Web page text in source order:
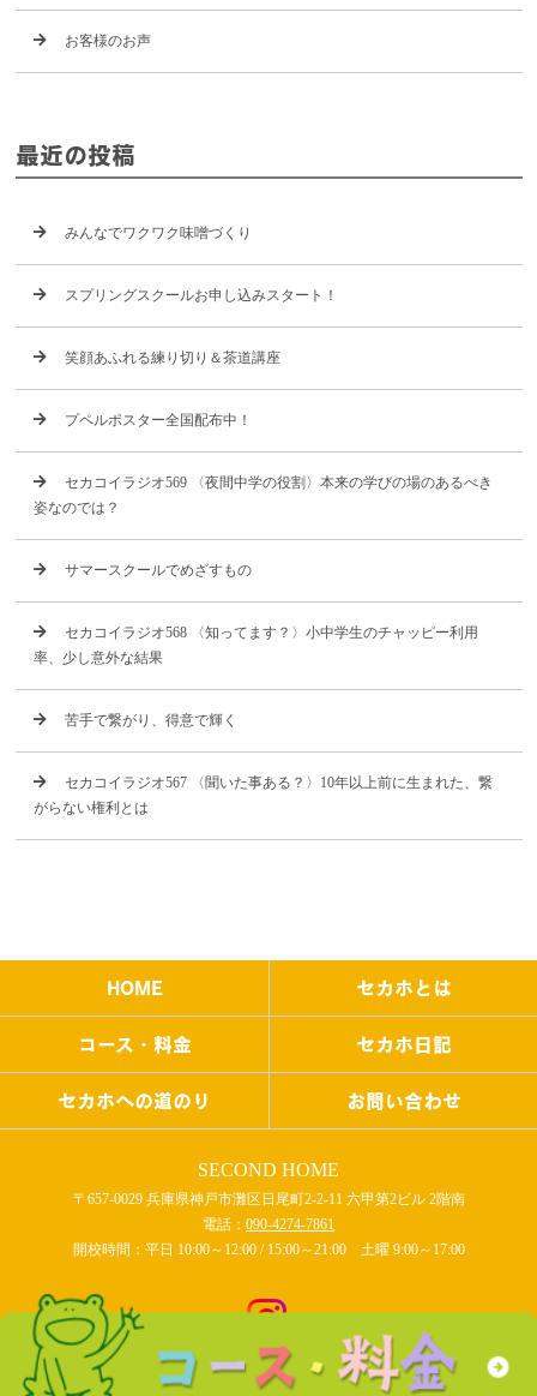
お客様のお声
最近の投稿
みんなでワクワク味噌づくり
スプリングスクールお申し込みスタート！
笑顔あふれる練り切り＆茶道講座
プペルポスター全国配布中！
セカコイラジオ569 〈夜間中学の役割〉本来の学びの場のあるべき
姿なのでは？
サマースクールでめざすもの
セカコイラジオ568 〈知ってます？〉小中学生のチャッピー利用
率、少し意外な結果
苦手で繋がり、得意で輝く
セカコイラジオ567 〈聞いた事ある？〉10年以上前に生まれた、繋
がらない権利とは
HOME セカホとは
コース・料金 セカホ日記
セカホへの道のり お問い合わせ
SECOND HOME
〒657-0029 兵庫県神戸市灘区日尾町2-2-11 六甲第2ビル 2階南
電話： 090-4274-7861
開校時間：平日 10:00～12:00 / 15:00～21:00 土曜 9:00～17:00
COPYRIGHT © SECOND HOME All rights reserved.